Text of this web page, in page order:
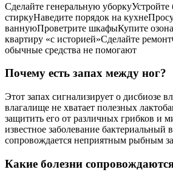
Сделайте генеральную
стиркуНаведите порядок на
ваннуюПроветрите шкафыКупите
квартиру «с историей»Сделайте
обычные средства не помогают
Почему есть запах между ног?
Этот запах сигнализирует о дисбиозе
влагалище не хватает полезных
защитить его от различных грибков и
известное заболевание бактериальный
сопровождается неприятным рыбным
Какие болезни